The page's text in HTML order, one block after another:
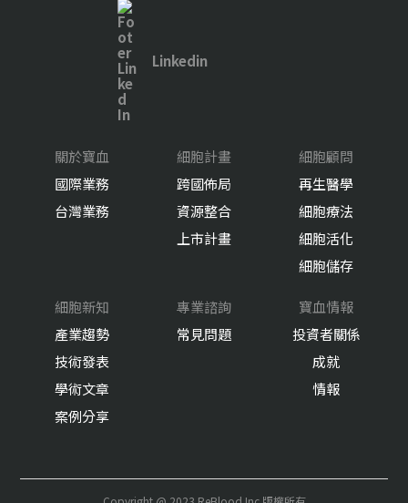
Linkedin
關於寶血
國際業務
台灣業務
細胞計畫
跨國佈局
資源整合
上市計畫
細胞顧問
再生醫學
細胞療法
細胞活化
細胞儲存
細胞新知
產業趨勢
技術發表
學術文章
案例分享
專業諮詢
常見問題
寶血情報
投資者關係
成就
情報